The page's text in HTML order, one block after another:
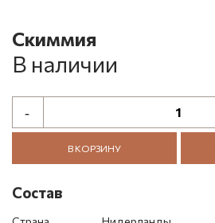
Скиммия
В наличии
В КОРЗИНУ
Состав